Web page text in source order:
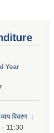
Year
विवरण ।
- 11:30